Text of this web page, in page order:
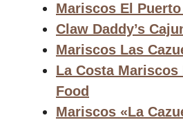
Mariscos El
Claw Daddy’s
Mariscos Las
La Costa Mariscos
Food
Mariscos «La